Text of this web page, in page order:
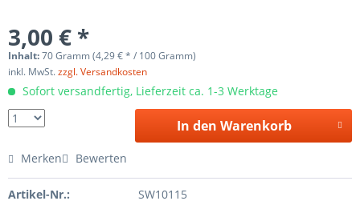
3,00 € *
Inhalt:70 Gramm (4,29 € * / 100 Gramm)
inkl. MwSt.zzgl. Versandkosten
Sofort versandfertig, Lieferzeit ca. 1-3 Werktage
In den Warenkorb
Merken Bewerten
Artikel-Nr.: SW10115